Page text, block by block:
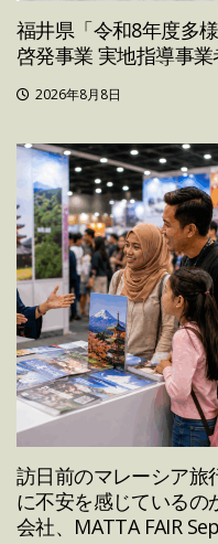
福井県「令和8年度多
啓発事業 実地指導事
2026年8月8日
訪日前のマレーシア旅
に不安を感じているの
会社、MATTA FAIR